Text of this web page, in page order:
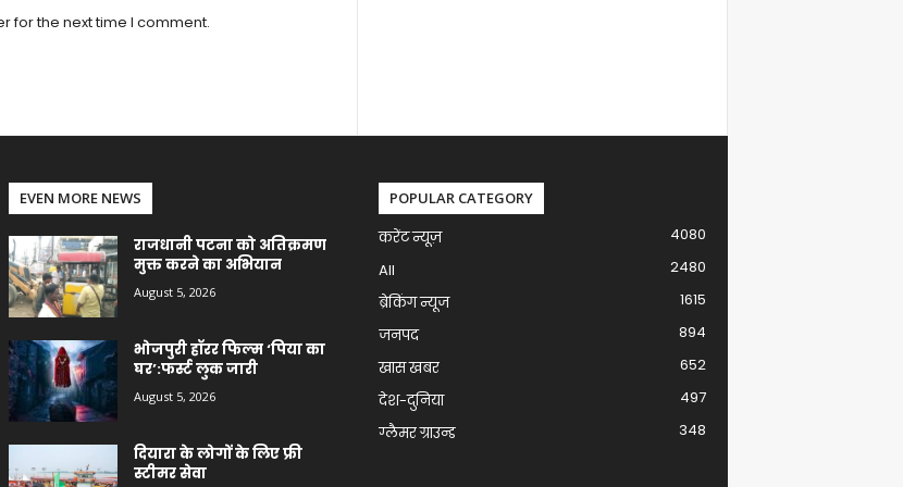
for the next time I comment.
EVEN MORE NEWS
राजधानी पटना को अतिक्रमण
मुक्त करने का अभियान
August 5, 2026
भोजपुरी हॉरर फिल्म ‘पिया का
घर’:फर्स्ट लुक जारी
August 5, 2026
दियारा के लोगों के लिए फ्री
स्टीमर सेवा
POPULAR CATEGORY
करेंट न्यूज़
4080
All
2480
ब्रेकिंग न्यूज
1615
जनपद
894
खास खबर
652
देश-दुनिया
497
ग्लैमर ग्राउन्ड
348